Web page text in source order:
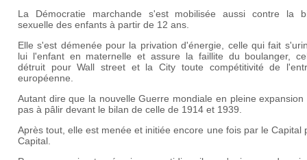
La Démocratie marchande s'est mobilisée aussi contre la
sexuelle des enfants à partir de 12 ans.
Elle s'est démenée pour la privation d'énergie, celle qui fait
lui l'enfant en maternelle et assure la faillite du boulanger,
détruit pour Wall street et la City toute compétitivité de
européenne.
Autant dire que la nouvelle Guerre mondiale en pleine expansion
pas à pâlir devant le bilan de celle de 1914 et 1939.
Après tout, elle est menée et initiée encore une fois par le Capital
Capital.